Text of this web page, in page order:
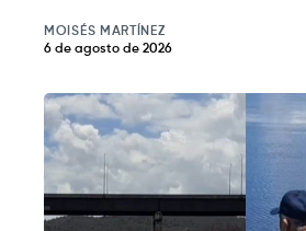
MOISÉS MARTÍNEZ
6 de agosto de 2026